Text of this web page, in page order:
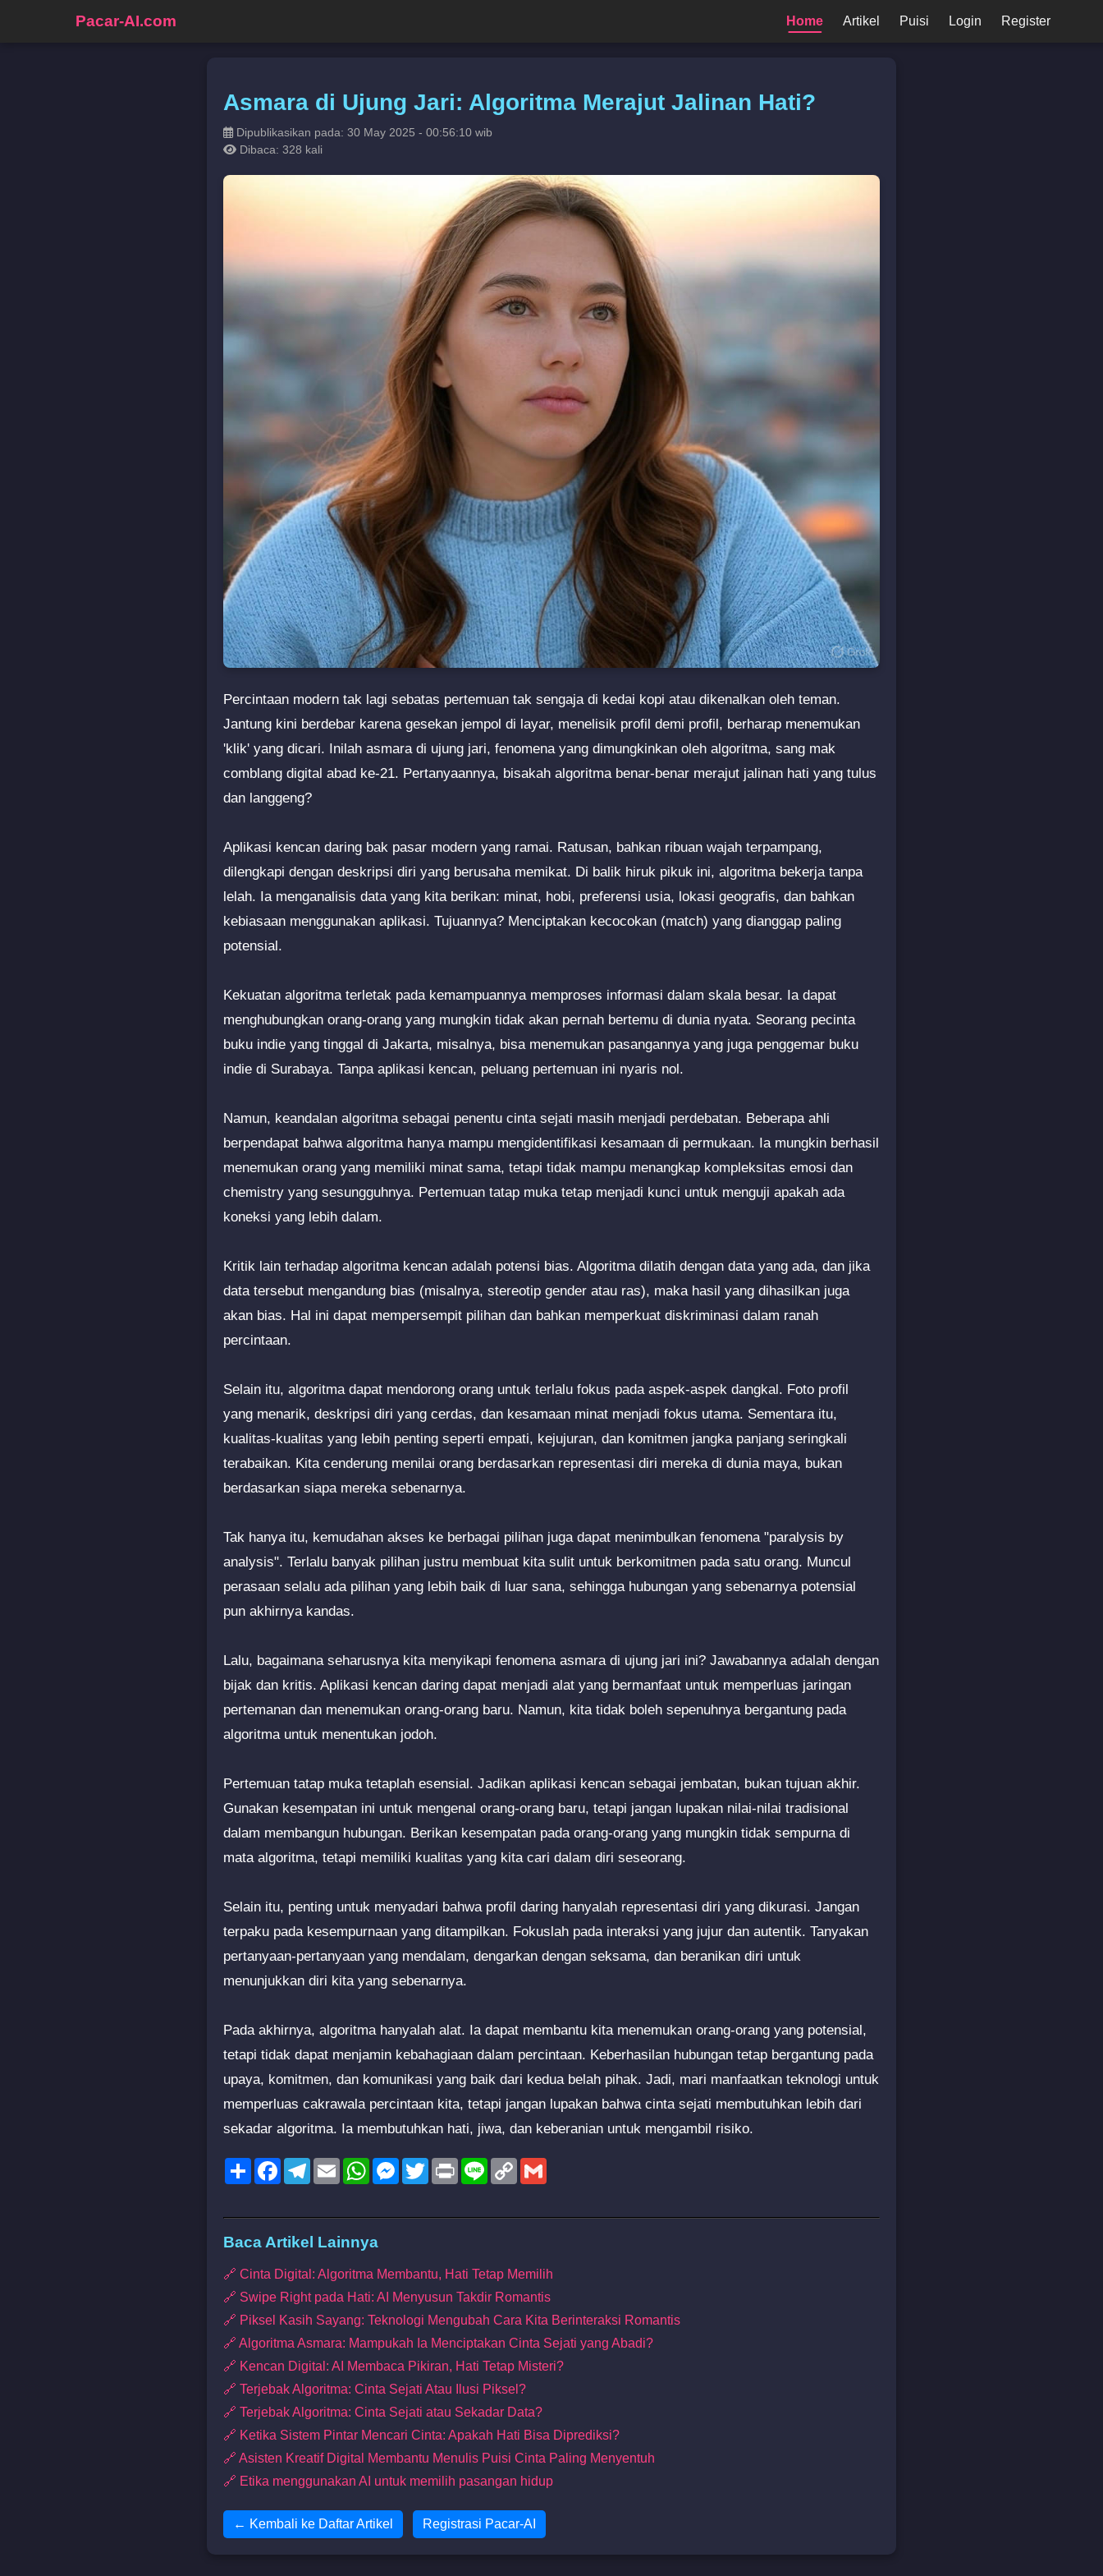
Pacar-AI.com Home Artikel Puisi Login Register
Asmara di Ujung Jari: Algoritma Merajut Jalinan Hati?
Dipublikasikan pada: 30 May 2025 - 00:56:10 wib
Dibaca: 328 kali
Percintaan modern tak lagi sebatas pertemuan tak sengaja di kedai kopi atau dikenalkan oleh teman.
Jantung kini berdebar karena gesekan jempol di layar, menelisik profil demi profil, berharap menemukan
'klik' yang dicari. Inilah asmara di ujung jari, fenomena yang dimungkinkan oleh algoritma, sang mak
comblang digital abad ke-21. Pertanyaannya, bisakah algoritma benar-benar merajut jalinan hati yang tulus
dan langgeng?
Aplikasi kencan daring bak pasar modern yang ramai. Ratusan, bahkan ribuan wajah terpampang,
dilengkapi dengan deskripsi diri yang berusaha memikat. Di balik hiruk pikuk ini, algoritma bekerja tanpa
lelah. Ia menganalisis data yang kita berikan: minat, hobi, preferensi usia, lokasi geografis, dan bahkan
kebiasaan menggunakan aplikasi. Tujuannya? Menciptakan kecocokan (match) yang dianggap paling
potensial.
Kekuatan algoritma terletak pada kemampuannya memproses informasi dalam skala besar. Ia dapat
menghubungkan orang-orang yang mungkin tidak akan pernah bertemu di dunia nyata. Seorang pecinta
buku indie yang tinggal di Jakarta, misalnya, bisa menemukan pasangannya yang juga penggemar buku
indie di Surabaya. Tanpa aplikasi kencan, peluang pertemuan ini nyaris nol.
Namun, keandalan algoritma sebagai penentu cinta sejati masih menjadi perdebatan. Beberapa ahli
berpendapat bahwa algoritma hanya mampu mengidentifikasi kesamaan di permukaan. Ia mungkin berhasil
menemukan orang yang memiliki minat sama, tetapi tidak mampu menangkap kompleksitas emosi dan
chemistry yang sesungguhnya. Pertemuan tatap muka tetap menjadi kunci untuk menguji apakah ada
koneksi yang lebih dalam.
Kritik lain terhadap algoritma kencan adalah potensi bias. Algoritma dilatih dengan data yang ada, dan jika
data tersebut mengandung bias (misalnya, stereotip gender atau ras), maka hasil yang dihasilkan juga
akan bias. Hal ini dapat mempersempit pilihan dan bahkan memperkuat diskriminasi dalam ranah
percintaan.
Selain itu, algoritma dapat mendorong orang untuk terlalu fokus pada aspek-aspek dangkal. Foto profil
yang menarik, deskripsi diri yang cerdas, dan kesamaan minat menjadi fokus utama. Sementara itu,
kualitas-kualitas yang lebih penting seperti empati, kejujuran, dan komitmen jangka panjang seringkali
terabaikan. Kita cenderung menilai orang berdasarkan representasi diri mereka di dunia maya, bukan
berdasarkan siapa mereka sebenarnya.
Tak hanya itu, kemudahan akses ke berbagai pilihan juga dapat menimbulkan fenomena "paralysis by
analysis". Terlalu banyak pilihan justru membuat kita sulit untuk berkomitmen pada satu orang. Muncul
perasaan selalu ada pilihan yang lebih baik di luar sana, sehingga hubungan yang sebenarnya potensial
pun akhirnya kandas.
Lalu, bagaimana seharusnya kita menyikapi fenomena asmara di ujung jari ini? Jawabannya adalah dengan
bijak dan kritis. Aplikasi kencan daring dapat menjadi alat yang bermanfaat untuk memperluas jaringan
pertemanan dan menemukan orang-orang baru. Namun, kita tidak boleh sepenuhnya bergantung pada
algoritma untuk menentukan jodoh.
Pertemuan tatap muka tetaplah esensial. Jadikan aplikasi kencan sebagai jembatan, bukan tujuan akhir.
Gunakan kesempatan ini untuk mengenal orang-orang baru, tetapi jangan lupakan nilai-nilai tradisional
dalam membangun hubungan. Berikan kesempatan pada orang-orang yang mungkin tidak sempurna di
mata algoritma, tetapi memiliki kualitas yang kita cari dalam diri seseorang.
Selain itu, penting untuk menyadari bahwa profil daring hanyalah representasi diri yang dikurasi. Jangan
terpaku pada kesempurnaan yang ditampilkan. Fokuslah pada interaksi yang jujur dan autentik. Tanyakan
pertanyaan-pertanyaan yang mendalam, dengarkan dengan seksama, dan beranikan diri untuk
menunjukkan diri kita yang sebenarnya.
Pada akhirnya, algoritma hanyalah alat. Ia dapat membantu kita menemukan orang-orang yang potensial,
tetapi tidak dapat menjamin kebahagiaan dalam percintaan. Keberhasilan hubungan tetap bergantung pada
upaya, komitmen, dan komunikasi yang baik dari kedua belah pihak. Jadi, mari manfaatkan teknologi untuk
memperluas cakrawala percintaan kita, tetapi jangan lupakan bahwa cinta sejati membutuhkan lebih dari
sekadar algoritma. Ia membutuhkan hati, jiwa, dan keberanian untuk mengambil risiko.
ShareFacebookTelegram
EmailWhatsAppMessenger
TwitterPrint Line Copy
Link
Baca Artikel Lainnya
🔗 Cinta Digital: Algoritma Membantu, Hati Tetap Memilih
🔗 Swipe Right pada Hati: AI Menyusun Takdir Romantis
🔗 Piksel Kasih Sayang: Teknologi Mengubah Cara Kita Berinteraksi Romantis
🔗 Algoritma Asmara: Mampukah Ia Menciptakan Cinta Sejati yang Abadi?
🔗 Kencan Digital: AI Membaca Pikiran, Hati Tetap Misteri?
🔗 Terjebak Algoritma: Cinta Sejati Atau Ilusi Piksel?
🔗 Terjebak Algoritma: Cinta Sejati atau Sekadar Data?
🔗 Ketika Sistem Pintar Mencari Cinta: Apakah Hati Bisa Diprediksi?
🔗 Asisten Kreatif Digital Membantu Menulis Puisi Cinta Paling Menyentuh
🔗 Etika menggunakan AI untuk memilih pasangan hidup
← Kembali ke Daftar Artikel Registrasi Pacar-AI